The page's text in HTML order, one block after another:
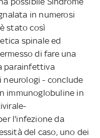
in numerosi
stato così
spinale ed
di fare una
parainfettiva
neurologi - conclude
immunoglobuline in
l'infezione da
del caso, uno dei